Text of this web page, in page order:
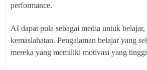
performance.
AI dapat pula sebagai media untuk
kemaslahatan. Pengalaman belajar yang
mereka yang memiliki motivasi yang